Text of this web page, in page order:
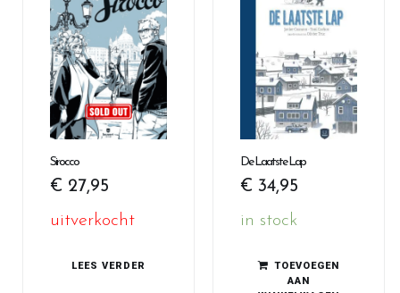
Sirocco
€ 27,95
uitverkocht
LEES VERDER
De Laatste Lap
€ 34,95
in stock
TOEVOEGEN
AAN